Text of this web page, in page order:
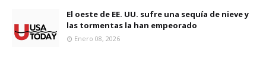
El oeste de EE. UU. sufre una sequía de nieve y
las tormentas la han empeorado
Enero 08, 2026